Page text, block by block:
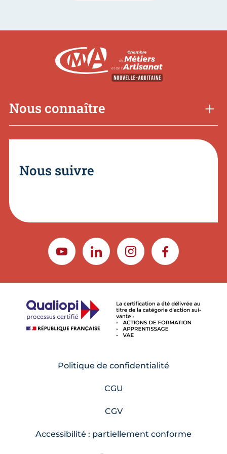
Nous connaître
Nous suivre
YOUTUBELINKEDININSTAGRAMFACEBOOK
Politique de confidentialité
CGU
CGV
Accessibilité : partiellement conforme